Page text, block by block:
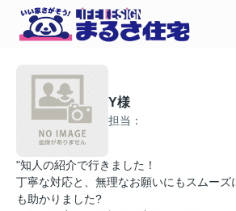
Y様
担当：
"知人の紹介で行きました！
丁寧な対応と、無理なお願いにもスムーズ
も助かりました?